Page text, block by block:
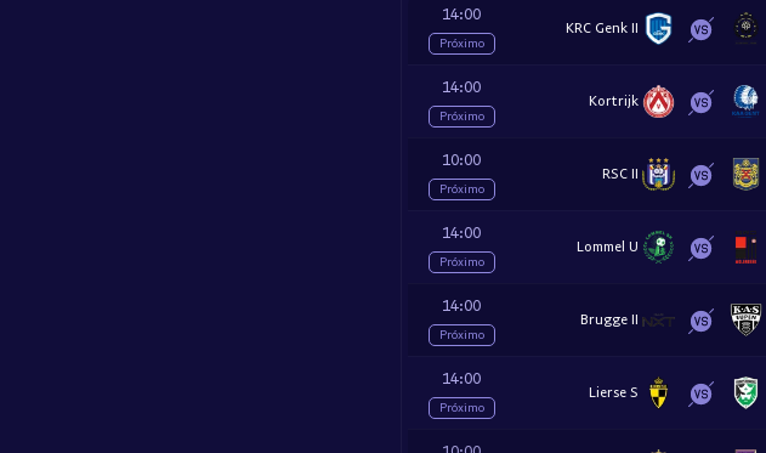
14:00
Próximo
KRC Genk II
14:00
Próximo
Kortrijk
10:00
Próximo
RSC II
14:00
Próximo
Lommel U
14:00
Próximo
Brugge II
14:00
Próximo
Lierse S